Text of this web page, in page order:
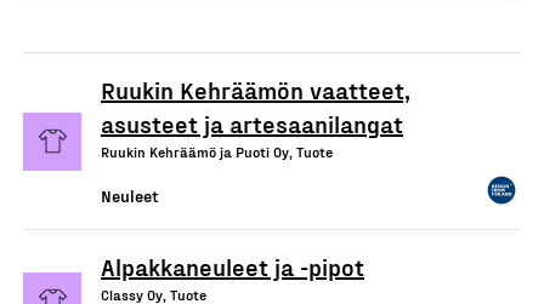
Ruukin Kehräämön vaatteet,
asusteet ja artesaanilangat
Ruukin Kehräämö ja Puoti Oy, Tuote
Neuleet
Alpakkaneuleet ja -pipot
Classy Oy, Tuote